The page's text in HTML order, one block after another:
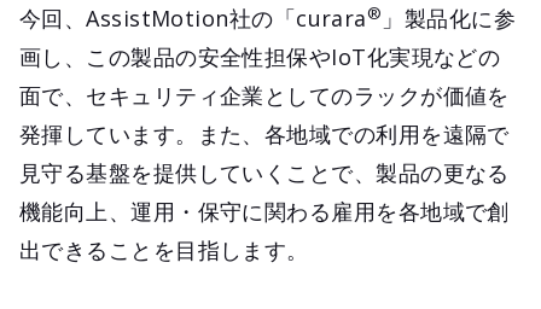
今回、AssistMotion社の「curara® 」製品化に参
画し、この製品の安全性担保やIoT化実現などの
面で、セキュリティ企業としてのラックが価値を
発揮しています。また、各地域での利用を遠隔で
見守る基盤を提供していくことで、製品の更なる
機能向上、運用・保守に関わる雇用を各地域で創
出できることを目指します。